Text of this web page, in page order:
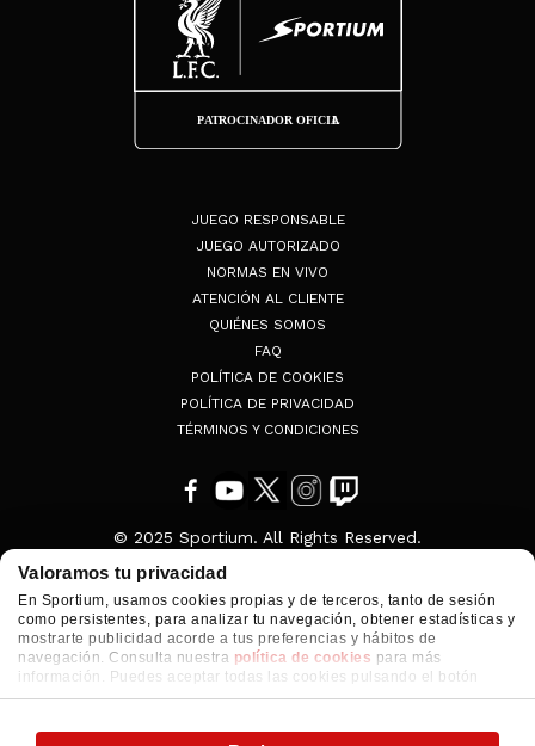
Valoramos tu privacidad
En Sportium, usamos cookies propias y de terceros, tanto de sesión
como persistentes, para analizar tu navegación, obtener estadísticas y
mostrarte publicidad acorde a tus preferencias y hábitos de
navegación. Consulta nuestra política de cookies para más
información. Puedes aceptar todas las cookies pulsando el botón
"ACEPTAR" o configurarlas o rechazar su uso pulsando el botón
JUEGO RESPONSABLE
JUEGO AUTORIZADO
NORMAS EN VIVO
ATENCIÓN AL CLIENTE
QUIÉNES SOMOS
FAQ
POLÍTICA DE COOKIES
POLÍTICA DE PRIVACIDAD
TÉRMINOS Y CONDICIONES
© 2025 Sportium. All Rights Reserved.